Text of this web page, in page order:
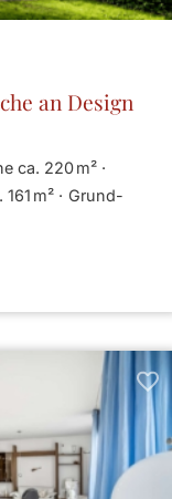
an Design
ca. 220 m²
m²
Grund­